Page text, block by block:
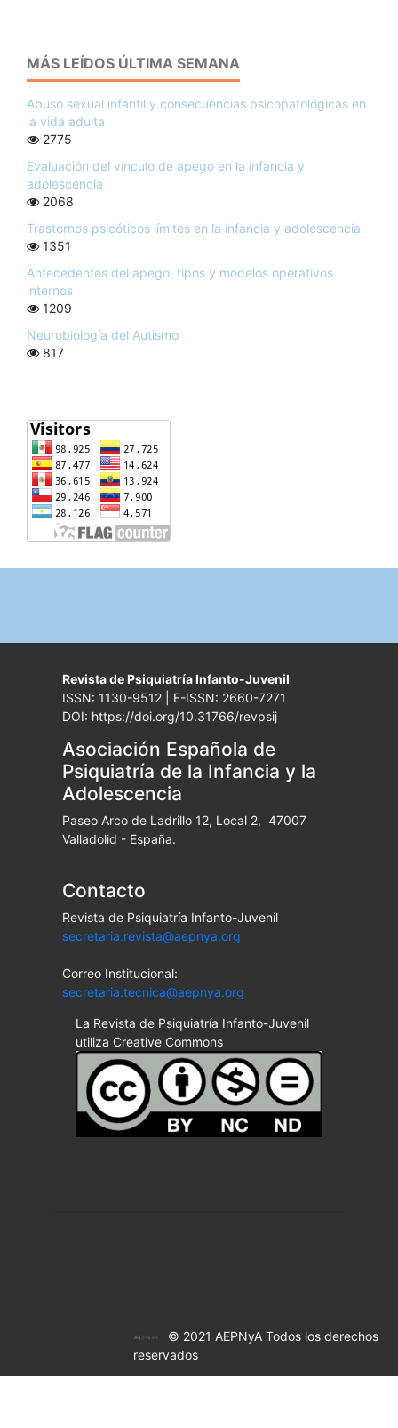
MÁS LEÍDOS ÚLTIMA SEMANA
Abuso sexual infantil y consecuencias psicopatológicas en
la vida adulta
2775
Evaluación del vínculo de apego en la infancia y
adolescencia
2068
Trastornos psicóticos límites en la infancia y adolescencia
1351
Antecedentes del apego, tipos y modelos operativos
internos
1209
Neurobiología del Autismo
817
Revista de Psiquiatría Infanto-Juvenil
ISSN: 1130-9512 | E-ISSN: 2660-7271
DOI: https://doi.org/10.31766/revpsij
Asociación Española de
Psiquiatría de la Infancia y la
Adolescencia
Paseo Arco de Ladrillo 12, Local 2, 47007
Valladolid - España.
Contacto
Revista de Psiquiatría Infanto-Juvenil
secretaria.revista@aepnya.org
Correo Institucional:
secretaria.tecnica@aepnya.org
La Revista de Psiquiatría Infanto-Juvenil
utiliza Creative Commons
© 2021 AEPNyA Todos los derechos
reservados